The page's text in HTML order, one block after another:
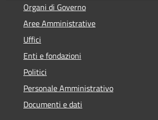
Organi di Governo
Aree Amministrative
Uffici
Enti e fondazioni
Politici
Personale Amministrativo
Documenti e dati